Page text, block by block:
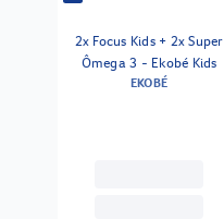
2x Focus Kids + 2x Super
Ômega 3 - Ekobé Kids
EKOBÉ